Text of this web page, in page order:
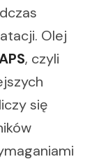
Olej
, czyli
się